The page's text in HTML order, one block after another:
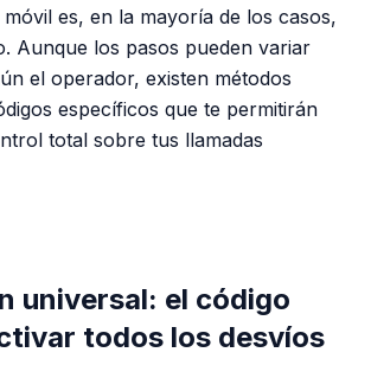
es, en la mayoría de los casos,
Aunque los pasos pueden variar
el operador, existen métodos
específicos que te permitirán
total sobre tus llamadas
universal: el código
todos los desvíos